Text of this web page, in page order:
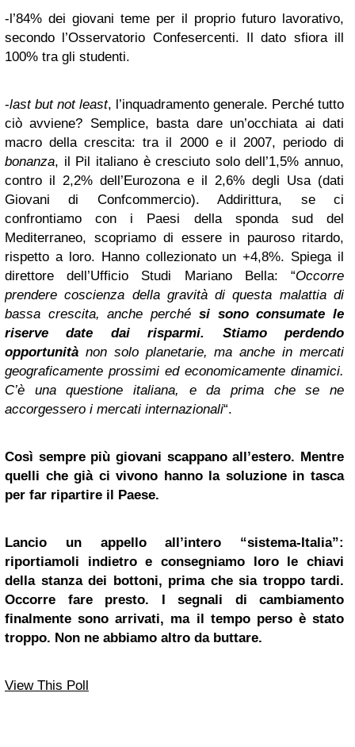
-l’84% dei giovani teme per il proprio futuro lavorativo,
secondo l’Osservatorio Confesercenti. Il dato sfiora ill
100% tra gli studenti.
-last but not least, l’inquadramento generale. Perché tutto
ciò avviene? Semplice, basta dare un’occhiata ai dati
macro della crescita: tra il 2000 e il 2007, periodo di
bonanza, il Pil italiano è cresciuto solo dell’1,5% annuo,
contro il 2,2% dell’Eurozona e il 2,6% degli Usa (dati
Giovani di Confcommercio). Addirittura, se ci
confrontiamo con i Paesi della sponda sud del
Mediterraneo, scopriamo di essere in pauroso ritardo,
rispetto a loro. Hanno collezionato un +4,8%. Spiega il
direttore dell’Ufficio Studi Mariano Bella: “Occorre
prendere coscienza della gravità di questa malattia di
bassa crescita, anche perché si sono consumate le
riserve date dai risparmi. Stiamo perdendo
opportunità non solo planetarie, ma anche in mercati
geograficamente prossimi ed economicamente dinamici.
C’è una questione italiana, e da prima che se ne
accorgessero i mercati internazionali“.
Così sempre più giovani scappano all’estero. Mentre
quelli che già ci vivono hanno la soluzione in tasca
per far ripartire il Paese.
Lancio un appello all’intero “sistema-Italia”:
riportiamoli indietro e consegniamo loro le chiavi
della stanza dei bottoni, prima che sia troppo tardi.
Occorre fare presto. I segnali di cambiamento
finalmente sono arrivati, ma il tempo perso è stato
troppo. Non ne abbiamo altro da buttare.
View This Poll